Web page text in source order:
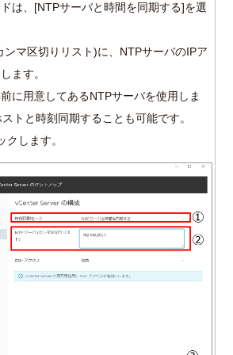
は、 [NTPサーバと時間を同期する]を選
ンマ区切りリスト)に、 NTPサーバのIPア
ます。
に用意してあるNTPサーバを使用しま
ストと時刻同期することも可能です。
クします。